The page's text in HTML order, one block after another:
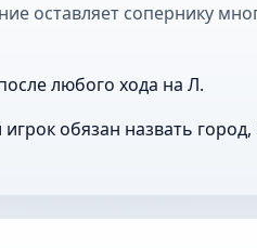
оставляет сопернику
любого хода на Л.
обязан назвать